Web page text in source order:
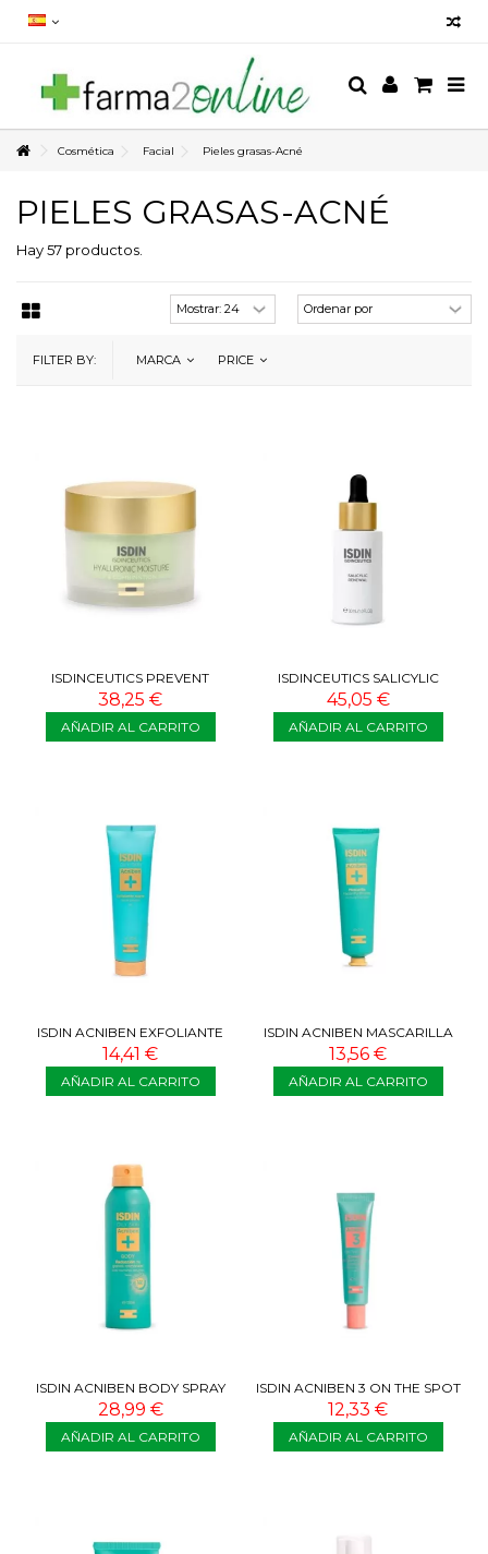
Cosmética Facial Pieles grasas-Acné
PIELES GRASAS-ACNÉ
Hay 57 productos.
FILTER BY: MARCA PRICE
ISDINCEUTICS PREVENT
HYALURONIC MOISTURE OILY
&...
38,25 €
AÑADIR AL CARRITO
ISDINCEUTICS SALICYLIC
RENEWAL 30 ML
45,05 €
AÑADIR AL CARRITO
ISDIN ACNIBEN EXFOLIANTE
SUAVE 100 ML
14,41 €
AÑADIR AL CARRITO
ISDIN ACNIBEN MASCARILLA
FACIAL 75 ML
13,56 €
AÑADIR AL CARRITO
ISDIN ACNIBEN BODY SPRAY
REDUCTOR DE GRANOS 150
ML
28,99 €
AÑADIR AL CARRITO
ISDIN ACNIBEN 3 ON THE SPOT
15 ML
12,33 €
AÑADIR AL CARRITO